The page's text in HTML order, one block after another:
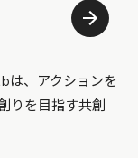
は、アクションを
りを目指す共創